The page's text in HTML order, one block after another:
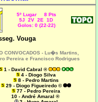
5º Lugar 8 Pts
5J 2V 2E 1D
Golos: 0 (22-22)
Vouga
CONVOCADOS - Lu�s Martins,
Pereira e Francisco Rodrigues
1 - David Cabral ®
4 - Diogo Silva
8 - Pedro Martins
29 - Diogo Figueiredo ©
77 - Pedro Pereira
10 - André Amaral ®